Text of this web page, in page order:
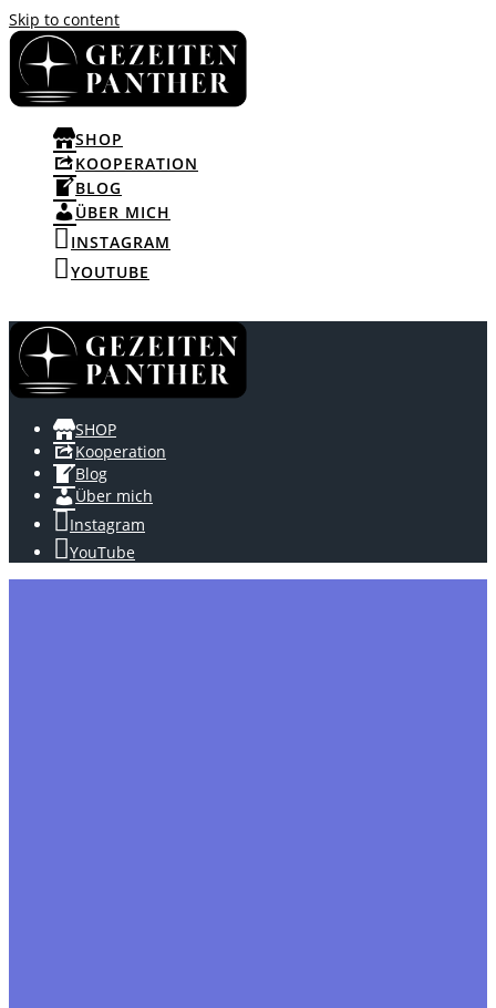
Skip to content
SHOP
KOOPERATION
BLOG
ÜBER MICH
INSTAGRAM
YOUTUBE
SHOP
Kooperation
Blog
Über mich
Instagram
YouTube